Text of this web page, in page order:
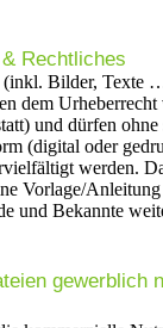
Rechtliches
Bilder, Texte
dem
und dürfen
(digital oder
werden.
Vorlage/
und Bekannte
gewerblich